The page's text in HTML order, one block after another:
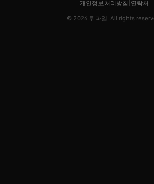
개인정보처리방침 연락처
© 2026 투 파일. All rights